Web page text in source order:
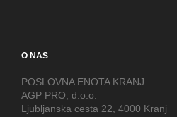
O NAS
POSLOVNA ENOTA KRANJ
AGP PRO, d.o.o.
Ljubljanska cesta 22, 4000 Kranj